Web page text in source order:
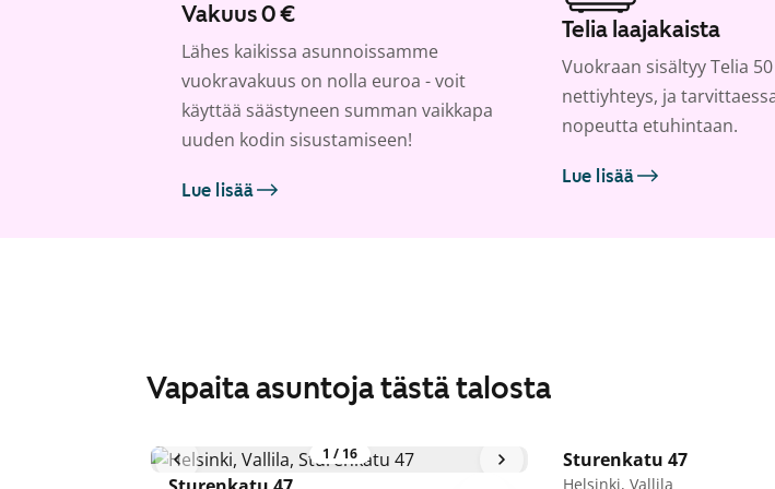
Vakuus 0 €
Lähes kaikissa asunnoissamme
vuokravakuus on nolla euroa - voit
käyttää säästyneen summan vaikkapa
uuden kodin sisustamiseen!
Lue lisää
Telia laajakaista
Vuokraan sisältyy Telia
nettiyhteys, ja
nopeutta etuhintaan.
Lue lisää
Vapaita asuntoja tästä talosta
1 / 16 Sturenkatu 47
Helsinki, Vallila